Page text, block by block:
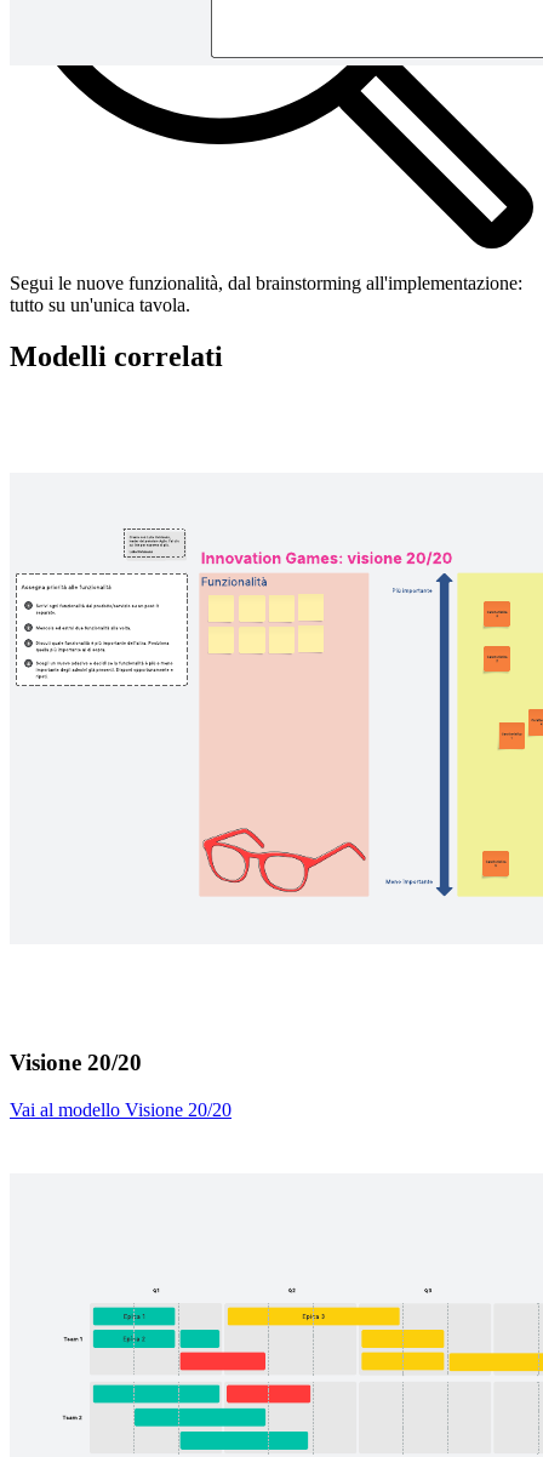
Segui le nuove funzionalità, dal brainstorming all'implementazione:
tutto su un'unica tavola.
Modelli correlati
Visione 20/20
Vai al modello Visione 20/20